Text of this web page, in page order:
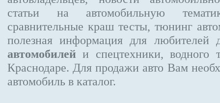
статьи на автомобильную
сравнительные краш тесты, тюнинг
полезная информация для любителей
автомобилей и спецтехники, водного
Краснодаре. Для продажи авто Вам
автомобиль в каталог.